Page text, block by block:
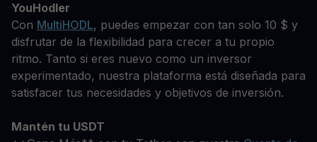
YouHodler
Con MultiHODL, puedes empezar con tan solo 10 $ y
disfrutar de la flexibilidad para crecer a tu propio
ritmo. Tanto si eres nuevo como un inversor
experimentado, nuestra plataforma está diseñada para
satisfacer tus necesidades y objetivos de inversión.
Mantén tu USDT